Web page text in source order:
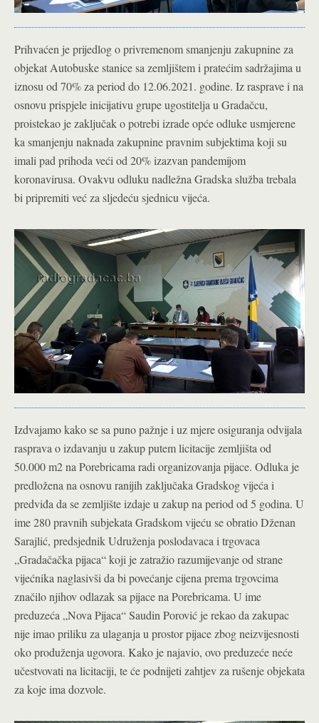
Prihvaćen je prijedlog o privremenom smanjenju zakupnine za
objekat Autobuske stanice sa zemljištem i pratećim sadržajima u
iznosu od 70% za period do 12.06.2021. godine. Iz rasprave i na
osnovu prispjele inicijativu grupe ugostitelja u Gradačcu,
proistekao je zaključak o potrebi izrade opće odluke usmjerene
ka smanjenju naknada zakupnine pravnim subjektima koji su
imali pad prihoda veći od 20% izazvan pandemijom
koronavirusa. Ovakvu odluku nadležna Gradska služba trebala
bi pripremiti već za sljedeću sjednicu vijeća.
Izdvajamo kako se sa puno pažnje i uz mjere osiguranja odvijala
rasprava o izdavanju u zakup putem licitacije zemljišta od
50.000 m2 na Porebricama radi organizovanja pijace. Odluka je
predložena na osnovu ranijih zaključaka Gradskog vijeća i
predviđa da se zemljište izdaje u zakup na period od 5 godina. U
ime 280 pravnih subjekata Gradskom vijeću se obratio Dženan
Sarajlić, predsjednik Udruženja poslodavaca i trgovaca
„Gradačačka pijaca“ koji je zatražio razumijevanje od strane
vijećnika naglasivši da bi povećanje cijena prema trgovcima
značilo njihov odlazak sa pijace na Porebricama. U ime
preduzeća „Nova Pijaca“ Saudin Porović je rekao da zakupac
nije imao priliku za ulaganja u prostor pijace zbog neizvijesnosti
oko produženja ugovora. Kako je najavio, ovo preduzeće neće
učestvovati na licitaciji, te će podnijeti zahtjev za rušenje objekata
za koje ima dozvole.